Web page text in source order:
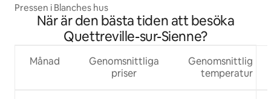
Pressen i Blanches hus
När är den bästa tiden att besöka
Quettreville-sur-Sienne?
Månad
Genomsnittliga
priser
Genomsnittlig
temperatur